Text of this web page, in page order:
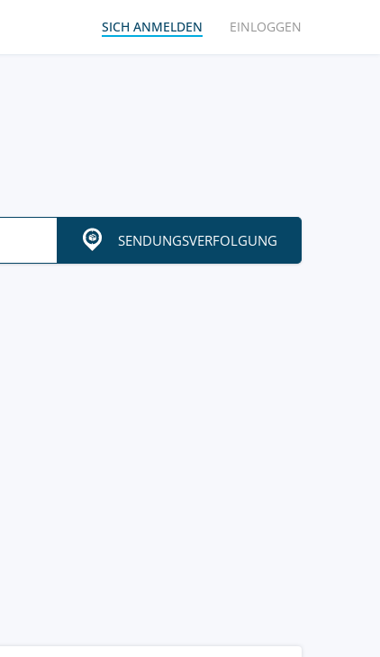
SICH ANMELDEN EINLOGGEN
SENDUNGSVERFOLGUNG